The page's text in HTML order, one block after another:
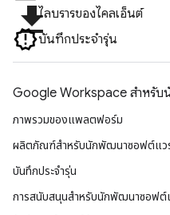
file_downloadไลบรารีของไคลเอ็นต์
บันทึกประจำรุ่น
Google Workspace สําหรั
ภาพรวมของแพลตฟอร์ม
ผลิตภัณฑ์สําหรับนักพัฒนาซอฟต์แว
บันทึกประจำรุ่น
การสนับสนุนสำหรับนักพัฒนาซอฟต์